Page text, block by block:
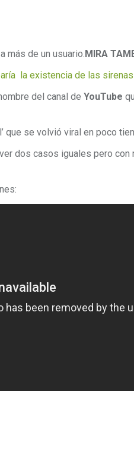
más de un usuario.MIRA
la existencia de las sirenas
del canal de YouTube
que se volvió viral en poco
dos casos iguales pero